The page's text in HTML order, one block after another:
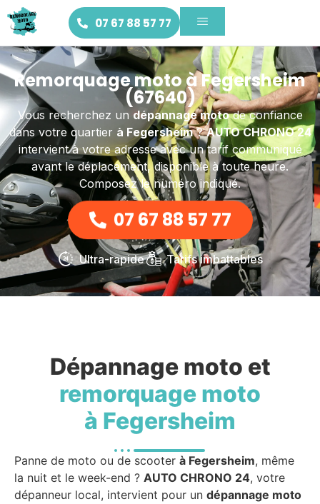
07 67 88 57 77
Remorquage moto à Fegersheim
(67640)
Vous recherchez un dépannage motode confiance
dans votre quartier à Fegersheim?AUTO CHRONO 24
intervient à votre adresse avec un tarif communiqué
avant le déplacement, disponible à toute heure.
Composez le numéro indiqué.
07 67 88 57 77
Ultra-rapide Tarifs imbattables
Dépannage moto et
remorquage moto
à Fegersheim
Panne de moto ou de scooter à Fegersheim, même
la nuit et le week-end ? AUTO CHRONO 24, votre
dépanneur local, intervient pour un dépannage moto